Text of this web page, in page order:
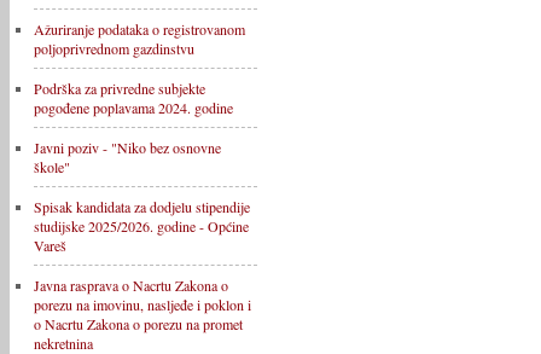
Ažuriranje podataka o registrovanom
poljoprivrednom gazdinstvu
Podrška za privredne subjekte
pogođene poplavama 2024. godine
Javni poziv - "Niko bez osnovne
škole"
Spisak kandidata za dodjelu stipendije
studijske 2025/2026. godine - Općine
Vareš
Javna rasprava o Nacrtu Zakona o
porezu na imovinu, nasljeđe i poklon i
o Nacrtu Zakona o porezu na promet
nekretnina